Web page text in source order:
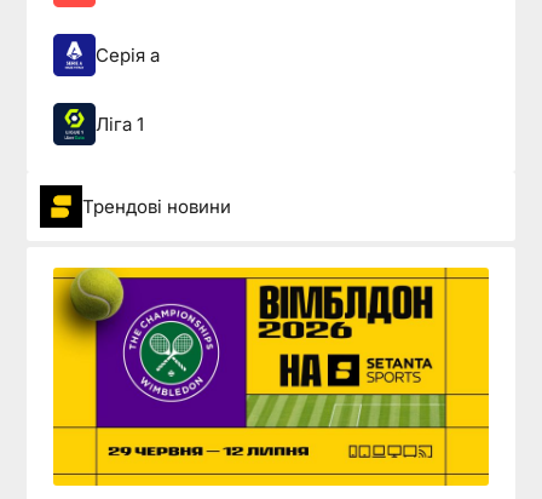
Серія а
Ліга 1
Трендові новини